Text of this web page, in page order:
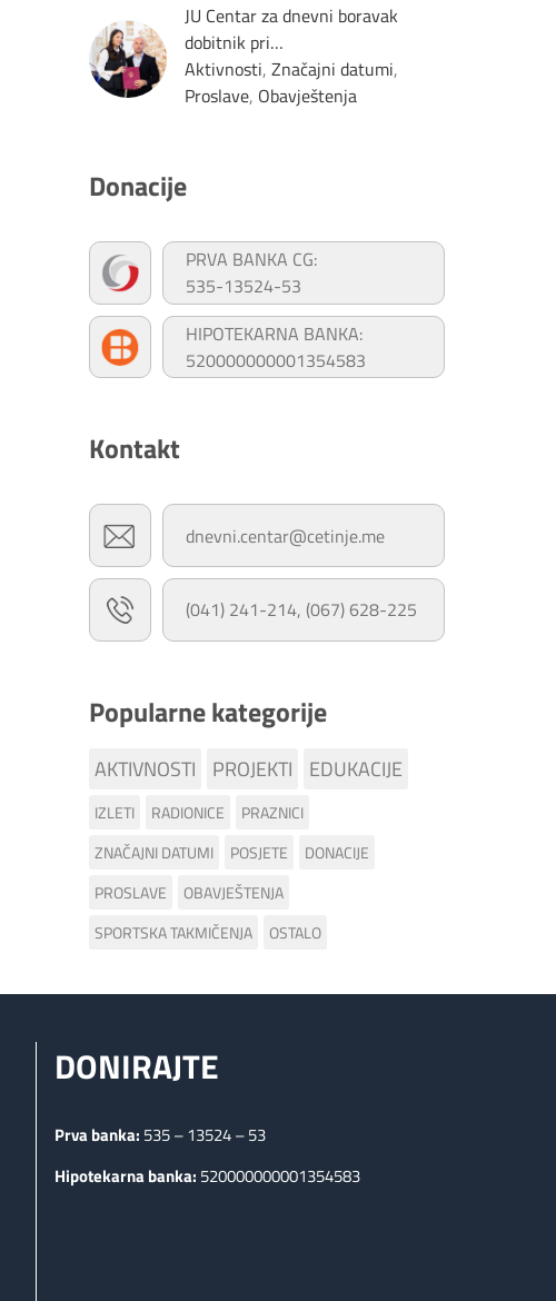
JU Centar za dnevni boravak
dobitnik pri…
Aktivnosti, Značajni datumi,
Proslave, Obavještenja
Donacije
PRVA BANKA CG:
535-13524-53
HIPOTEKARNA BANKA:
520000000001354583
Kontakt
dnevni.centar@cetinje.me
(041) 241-214, (067) 628-225
Popularne kategorije
AKTIVNOSTI PROJEKTI EDUKACIJE
IZLETI RADIONICE
PRAZNICI
ZNAČAJNI DATUMI
POSJETE
DONACIJE
PROSLAVE
OBAVJEŠTENJA
SPORTSKA TAKMIČENJA
OSTALO
DONIRAJTE
Prva banka: 535 – 13524 – 53
Hipotekarna banka: 520000000001354583